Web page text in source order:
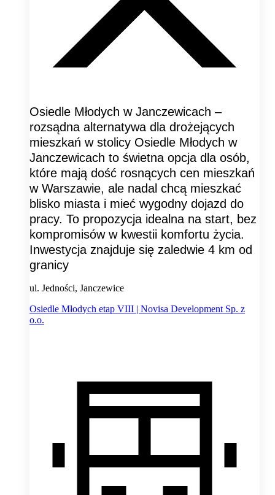
Osiedle Młodych w Janczewicach –
rozsądna alternatywa dla drożejących
mieszkań w stolicy Osiedle Młodych w
Janczewicach to świetna opcja dla osób,
które mają dość rosnących cen mieszkań
w Warszawie, ale nadal chcą mieszkać
blisko miasta i mieć wygodny dojazd do
pracy. To propozycja idealna na start, bez
kompromisów w kwestii komfortu życia.
Inwestycja znajduje się zaledwie 4 km od
granicy
ul. Jedności, Janczewice
Osiedle Młodych etap VIII | Novisa Development Sp. z
o.o.